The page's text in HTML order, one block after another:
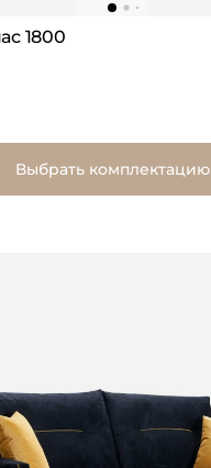
1800
Выбрать комплектацию